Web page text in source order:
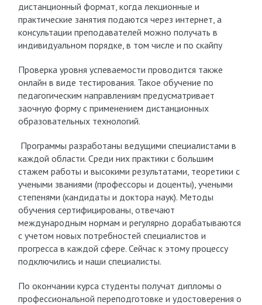
дистанционный формат, когда лекционные и
практические занятия подаются через интернет, а
консультации преподавателей можно получать в
индивидуальном порядке, в том числе и по скайпу
Проверка уровня успеваемости проводится также
онлайн в виде тестирования. Такое обучение по
педагогическим направлениям предусматривает
заочную форму с применением дистанционных
образовательных технологий.
Программы разработаны ведущими специалистами в
каждой области. Среди них практики с большим
стажем работы и высокими результатами, теоретики с
учеными званиями (профессоры и доценты), учеными
степенями (кандидаты и доктора наук). Методы
обучения сертифицированы, отвечают
международным нормам и регулярно дорабатываются
с учетом новых потребностей специалистов и
прогресса в каждой сфере. Сейчас к этому процессу
подключились и наши специалисты.
По окончании курса студенты получат дипломы о
профессиональной переподготовке и удостоверения о